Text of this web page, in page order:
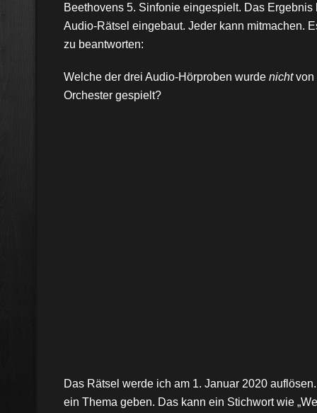
Beethovens 5. Sinfonie eingespielt. Das
Audio-Rätsel eingebaut. Jeder kann mitmachen.
zu beantworten:
Welche der drei Audio-Hörproben wurde nichtvon
Orchester gespielt?
Das Rätsel werde ich am 1. Januar 2020
ein Thema geben. Das kann ein Stichwort wie